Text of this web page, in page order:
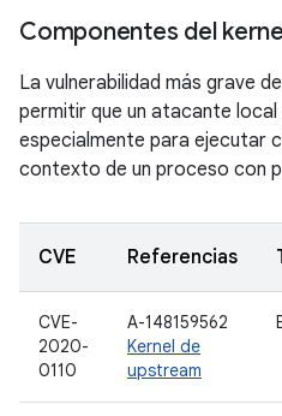
Componentes del
La vulnerabilidad más grave
permitir que un atacante
especialmente para ejecutar
contexto de un proceso con
CVE Referencias
CVE-
2020-
0110
A-148159562
Kernel de
upstream